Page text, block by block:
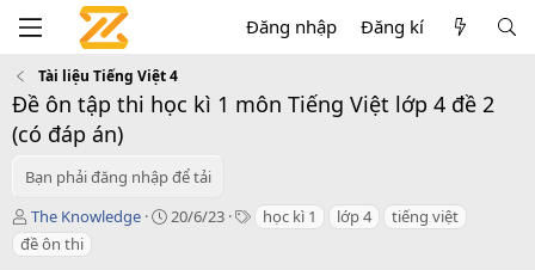
Đăng nhập Đăng kí
Tài liệu Tiếng Việt 4
Đề ôn tập thi học kì 1 môn Tiếng Việt lớp 4 đề 2
(có đáp án)
Bạn phải đăng nhập để tải
T
á
c
The Knowledge
C
20/6/23
T học kì 1 lớp 4
tiếng việt
đề ôn thi